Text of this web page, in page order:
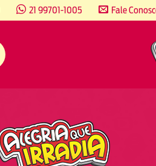
21 99701-1005 Fale